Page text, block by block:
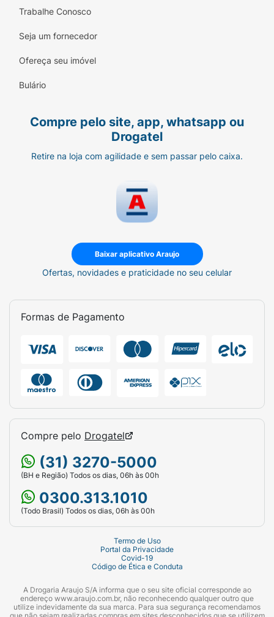
Trabalhe Conosco
Seja um fornecedor
Ofereça seu imóvel
Bulário
Compre pelo site, app, whatsapp ou
Drogatel
Retire na loja com agilidade e sem passar pelo caixa.
Baixar aplicativo Araujo
Ofertas, novidades e praticidade no seu celular
Formas de Pagamento
Compre pelo Drogatel
(31) 3270-5000
(BH e Região) Todos os dias, 06h às 00h
0300.313.1010
(Todo Brasil) Todos os dias, 06h às 00h
Termo de Uso
Portal da Privacidade
Covid-19
Código de Ética e Conduta
A Drogaria Araujo S/A informa que o seu site oficial corresponde ao
endereço www.araujo.com.br, não reconhecendo qualquer outro que
utilize indevidamente da sua marca. Para sua segurança recomendamos